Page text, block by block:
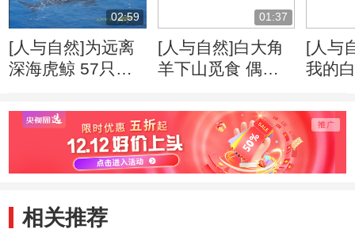
02:59
[人与自然]为远离
深海虎鲸 57只鲸
来到澳大利亚
01:37
[人与自然]白大角
羊下山觅食 偶遇
[人与
我的
大鱼
相关推荐